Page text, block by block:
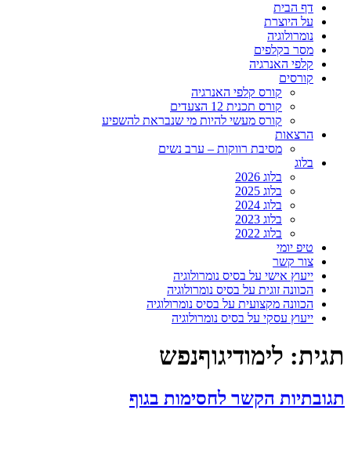
דף הבית
על היוצרת
נומרולוגיה
מסר בקלפים
קלפי האנרגיה
קורסים
קורס קלפי האנרגיה
קורס תכנית 12 הצעדים
קורס מעשי להיות מי שנבראת להשפיע
הרצאות
מסיבת רווקות – ערב נשים
בלוג
בלוג 2026
בלוג 2025
בלוג 2024
בלוג 2023
בלוג 2022
טיפ יומי
צור קשר
ייעוץ אישי על בסיס נומרולוגיה
הכוונה זוגית על בסיס נומרולוגיה
הכוונה מקצועית על בסיס נומרולוגיה
ייעוץ עסקי על בסיס נומרולוגיה
תגית: לימודיגוףנפש
תגובתיות הקשר לחסימות בגוף